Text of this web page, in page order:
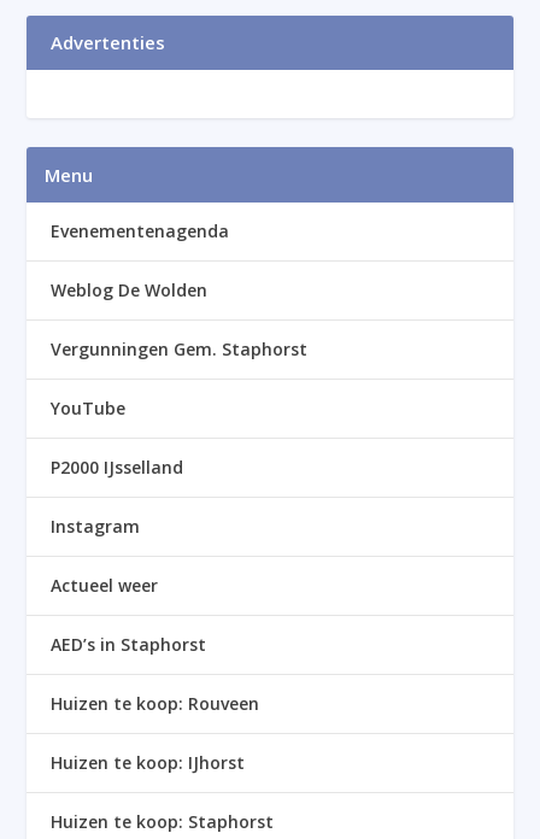
Advertenties
Menu
Evenementenagenda
Weblog De Wolden
Vergunningen Gem. Staphorst
YouTube
P2000 IJsselland
Instagram
Actueel weer
AED’s in Staphorst
Huizen te koop: Rouveen
Huizen te koop: IJhorst
Huizen te koop: Staphorst